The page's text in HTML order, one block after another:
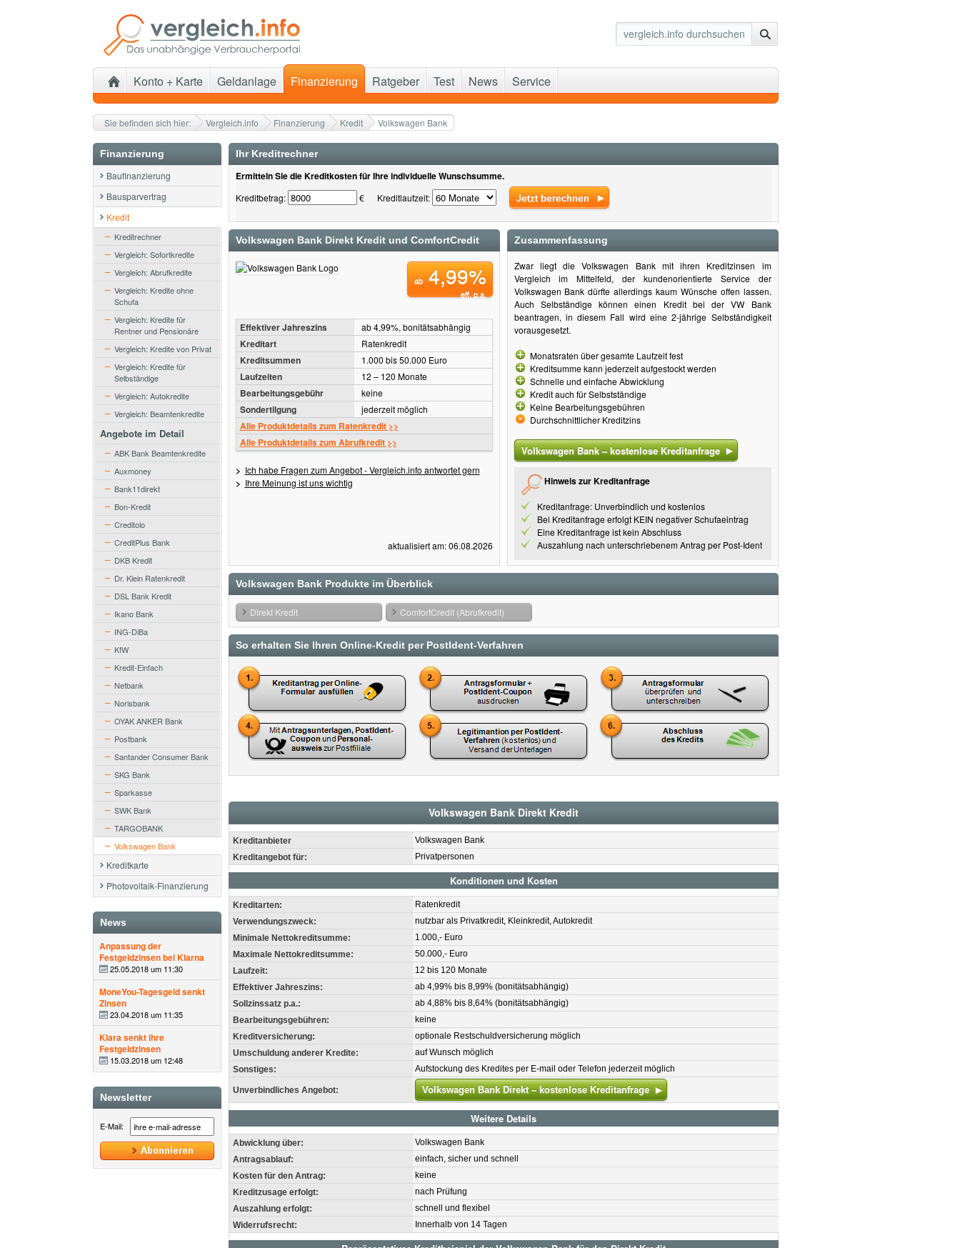
Sie befinden sich hier: Vergleich.info Finanzierung Kredit Volkswagen Bank
Finanzierung
Baufinanzierung
Bausparvertrag
Kredit
Kreditrechner
Vergleich: Sofortkredite
Vergleich: Abrufkredite
Vergleich: Kredite ohne
Schufa
Vergleich: Kredite für
Rentner und Pensionäre
Vergleich: Kredite von Privat
Vergleich: Kredite für
Selbständige
Vergleich: Autokredite
Vergleich: Beamtenkredite
Angebote im Detail
ABK Bank Beamtenkredite
Auxmoney
Bank11direkt
Bon-Kredit
Creditolo
CreditPlus Bank
DKB Kredit
Dr. Klein Ratenkredit
DSL Bank Kredit
Ikano Bank
ING-DiBa
KfW
Kredit-Einfach
Netbank
Norisbank
OYAK ANKER Bank
Postbank
Santander Consumer Bank
SKG Bank
Sparkasse
SWK Bank
TARGOBANK
Volkswagen Bank
Kreditkarte
Photovoltaik-Finanzierung
News
Anpassung der
Festgeldzinsen bei Klarna
25.05.2018 um 11:30
MoneYou-Tagesgeld senkt
Zinsen
23.04.2018 um 11:35
Klara senkt ihre
Festgeldzinsen
15.03.2018 um 12:48
Newsletter
E-Mail:
Ihr Kreditrechner
Ermitteln Sie die Kreditkosten für Ihre individuelle Wunschsumme.
Kreditbetrag: € Kreditlaufzeit:
Volkswagen Bank Direkt Kredit und ComfortCredit
ab4,99%
eff. p.a.
Effektiver Jahreszins ab 4,99%, bonitätsabhängig
Kreditart Ratenkredit
Kreditsummen 1.000 bis 50.000 Euro
Laufzeiten 12 – 120 Monate
Bearbeitungsgebühr keine
Sondertilgung jederzeit möglich
Alle Produktdetails zum Ratenkredit >>
Alle Produktdetails zum Abrufkredit >>
> Ich habe Fragen zum Angebot - Vergleich.info antwortet gern
> Ihre Meinung ist uns wichtig
aktualisiert am: 06.08.2026
Zusammenfassung
Zwar liegt die Volkswagen Bank mit ihren Kreditzinsen im
Vergleich im Mittelfeld, der kundenorientierte Service der
Volkswagen Bank dürfte allerdings kaum Wünsche offen lassen.
Auch Selbständige können einen Kredit bei der VW Bank
beantragen, in diesem Fall wird eine 2-jährige Selbständigkeit
vorausgesetzt.
Monatsraten über gesamte Laufzeit fest
Kreditsumme kann jederzeit aufgestockt werden
Schnelle und einfache Abwicklung
Kredit auch für Selbstständige
Keine Bearbeitungsgebühren
Durchschnittlicher Kreditzins
Volkswagen Bank – kostenlose Kreditanfrage
Hinweis zur Kreditanfrage
Kreditanfrage: Unverbindlich und kostenlos
Bei Kreditanfrage erfolgt KEIN negativer Schufaeintrag
Eine Kreditanfrage ist kein Abschluss
Auszahlung nach unterschriebenem Antrag per Post-Ident
Volkswagen Bank Produkte im Überblick
Direkt Kredit ComfortCredit (Abrufkredit)
So erhalten Sie Ihren Online-Kredit per PostIdent-Verfahren
Volkswagen Bank Direkt Kredit
Kreditanbieter
Volkswagen Bank
Kreditangebot für:
Privatpersonen
Konditionen und Kosten
Kreditarten:
Ratenkredit
Verwendungszweck:
nutzbar als Privatkredit, Kleinkredit, Autokredit
Minimale Nettokreditsumme:
1.000,- Euro
Maximale Nettokreditsumme:
50.000,- Euro
Laufzeit:
12 bis 120 Monate
Effektiver Jahreszins:
ab 4,99% bis 8,99% (bonitätsabhängig)
Sollzinssatz p.a.:
ab 4,88% bis 8,64% (bonitätsabhängig)
Bearbeitungsgebühren:
keine
Kreditversicherung:
optionale Restschuldversicherung möglich
Umschuldung anderer Kredite:
auf Wunsch möglich
Sonstiges:
Aufstockung des Kredites per E-mail oder Telefon jederzeit möglich
Unverbindliches Angebot: Volkswagen Bank Direkt – kostenlose Kreditanfrage
Weitere Details
Abwicklung über:
Volkswagen Bank
Antragsablauf:
einfach, sicher und schnell
Kosten für den Antrag:
keine
Kreditzusage erfolgt:
nach Prüfung
Auszahlung erfolgt:
schnell und flexibel
Widerrufsrecht:
Innerhalb von 14 Tagen
Konto + Karte Geldanlage Finanzierung Ratgeber Test News Service